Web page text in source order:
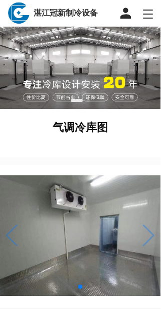
T
o
g
g
l
e
n
a
湛江冠新制冷设备
气调冷库图